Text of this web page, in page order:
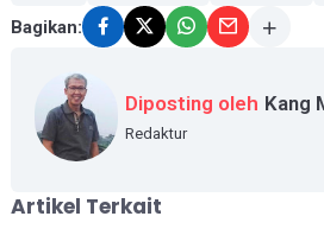
Bagikan:
Diposting oleh Kang
Redaktur
Artikel Terkait